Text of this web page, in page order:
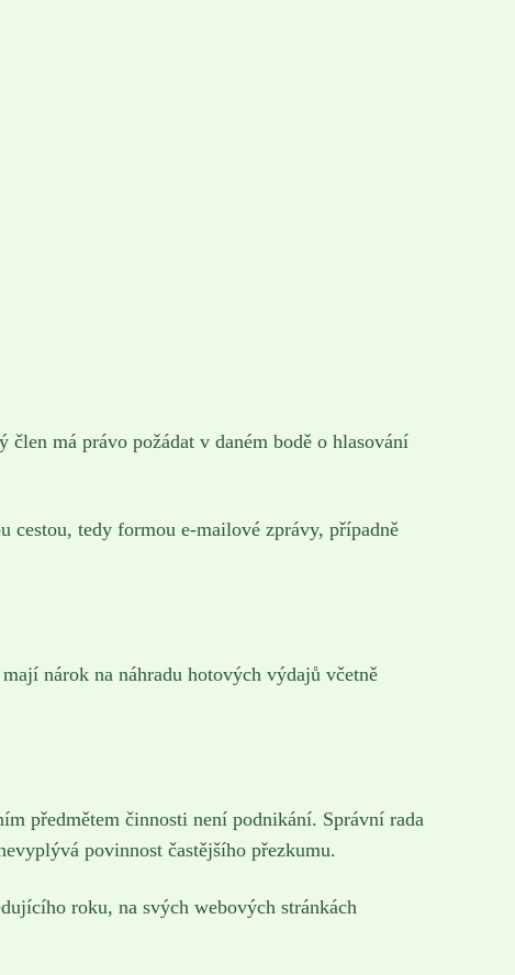
má právo požádat v daném bodě o hlasování
cestou, tedy formou e-mailové zprávy, případně
nárok na náhradu hotových výdajů včetně
předmětem činnosti není podnikání. Správní rada
povinnost častějšího přezkumu.
roku, na svých webových stránkách